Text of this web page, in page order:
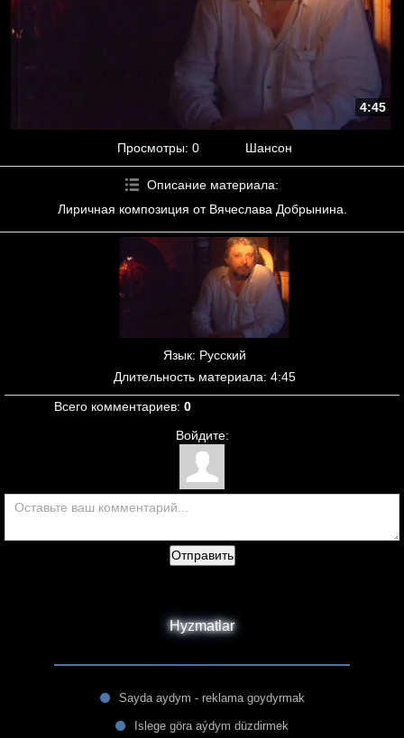
4:45
Просмотры: 0 Шансон
Описание материала:
Лиричная композиция от Вячеслава Добрынина.
Язык: Русский
Длительность материала: 4:45
Всего комментариев: 0
Войдите:
Отправить
Hyzmatlar
Sayda aydym - reklama goydyrmak
Islege göra aýdym düzdirmek